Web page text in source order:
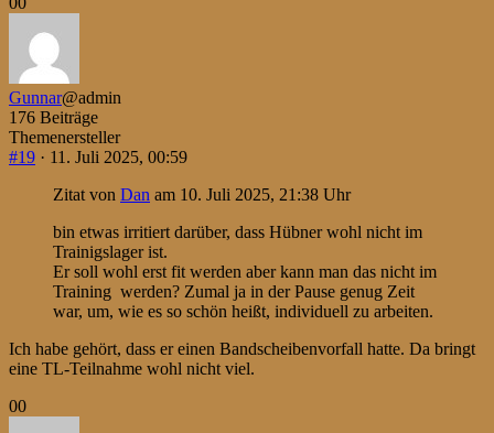
Daumen
nach
unten.
Daumen
nach
oben.
Gunnar@admin
176 Beiträge
Themenersteller
#19 · 11. Juli 2025, 00:59
Zitat von Dan am 10. Juli 2025, 21:38 Uhr
bin etwas irritiert darüber, dass Hübner wohl nicht im
Trainigslager ist.
Er soll wohl erst fit werden aber kann man das nicht im
Training werden? Zumal ja in der Pause genug Zeit
war, um, wie es so schön heißt, individuell zu arbeiten.
Ich habe gehört, dass er einen Bandscheibenvorfall hatte. Da bringt
eine TL-Teilnahme wohl nicht viel.
Anklicken
0Anklicken
0